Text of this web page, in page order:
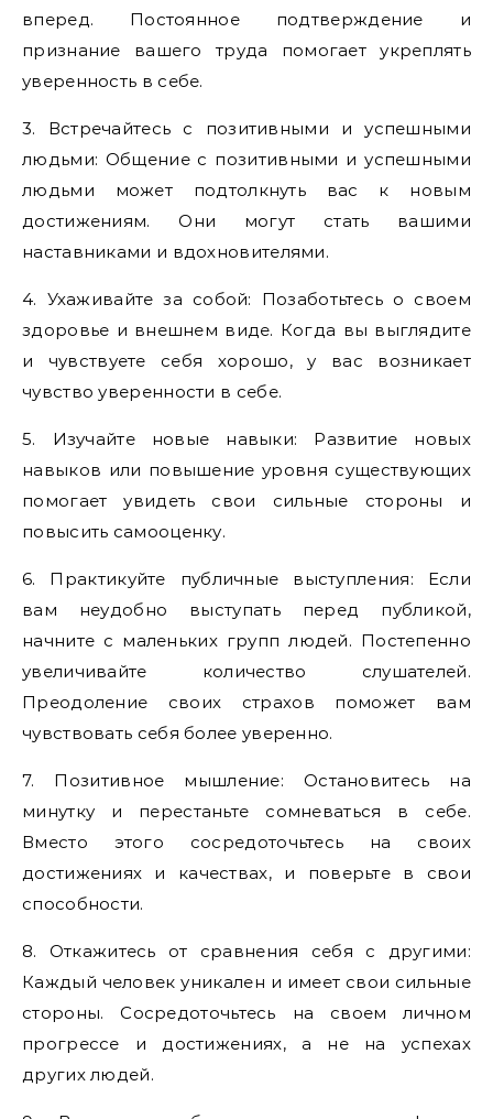
вперед. Постоянное подтверждение и
признание вашего труда помогает укреплять
уверенность в себе.
3. Встречайтесь с позитивными и успешными
людьми: Общение с позитивными и успешными
людьми может подтолкнуть вас к новым
достижениям. Они могут стать вашими
наставниками и вдохновителями.
4. Ухаживайте за собой: Позаботьтесь о своем
здоровье и внешнем виде. Когда вы выглядите
и чувствуете себя хорошо, у вас возникает
чувство уверенности в себе.
5. Изучайте новые навыки: Развитие новых
навыков или повышение уровня существующих
помогает увидеть свои сильные стороны и
повысить самооценку.
6. Практикуйте публичные выступления: Если
вам неудобно выступать перед публикой,
начните с маленьких групп людей. Постепенно
увеличивайте количество слушателей.
Преодоление своих страхов поможет вам
чувствовать себя более уверенно.
7. Позитивное мышление: Остановитесь на
минутку и перестаньте сомневаться в себе.
Вместо этого сосредоточьтесь на своих
достижениях и качествах, и поверьте в свои
способности.
8. Откажитесь от сравнения себя с другими:
Каждый человек уникален и имеет свои сильные
стороны. Сосредоточьтесь на своем личном
прогрессе и достижениях, а не на успехах
других людей.